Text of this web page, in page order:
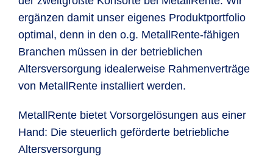
ergänzen damit unser eigenes Produktportfolio
optimal, denn in den o.g. MetallRente-fähigen
Branchen müssen in der betrieblichen
Altersversorgung idealerweise Rahmenverträge
von MetallRente installiert werden.
MetallRente bietet Vorsorgelösungen aus einer
Hand: Die steuerlich geförderte betriebliche
Altersversorgung